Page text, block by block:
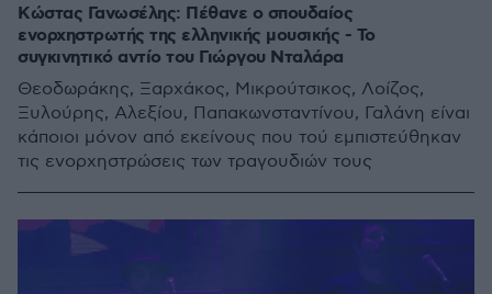
Κώστας Γανωσέλης: Πέθανε ο σπουδαίος
ενορχηστρωτής της ελληνικής μουσικής - Το
συγκινητικό αντίο του Γιώργου Νταλάρα
Θεοδωράκης, Ξαρχάκος, Μικρούτσικος, Λοίζος,
Ξυλούρης, Αλεξίου, Παπακωνσταντίνου, Γαλάνη είναι
κάποιοι μόνον από εκείνους που τού εμπιστεύθηκαν
τις ενορχηστρώσεις των τραγουδιών τους